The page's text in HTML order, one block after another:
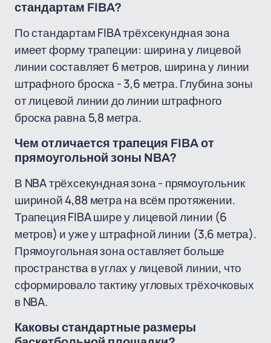
стандартам FIBA?
По стандартам FIBA трёхсекундная зона
имеет форму трапеции: ширина у лицевой
линии составляет 6 метров, ширина у линии
штрафного броска - 3,6 метра. Глубина зоны
от лицевой линии до линии штрафного
броска равна 5,8 метра.
Чем отличается трапеция FIBA от
прямоугольной зоны NBA?
В NBA трёхсекундная зона - прямоугольник
шириной 4,88 метра на всём протяжении.
Трапеция FIBA шире у лицевой линии (6
метров) и уже у штрафной линии (3,6 метра).
Прямоугольная зона оставляет больше
пространства в углах у лицевой линии, что
сформировало тактику угловых трёхочковых
в NBA.
Каковы стандартные размеры